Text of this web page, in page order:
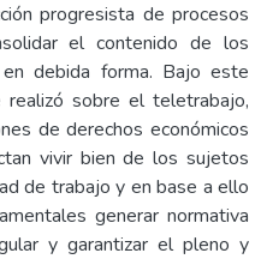
progresista de procesos
el contenido de los
debida forma. Bajo este
sobre el teletrabajo,
de derechos económicos
vivir bien de los sujetos
de trabajo y en base a ello
generar normativa
y garantizar el pleno y